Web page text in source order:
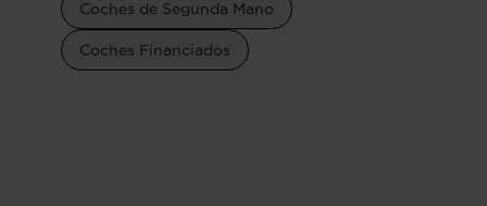
Coches de Segunda Mano
Coches Financiados